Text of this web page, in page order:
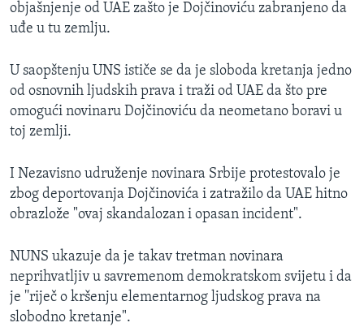
objašnjenje od UAE zašto je Dojčinoviću zabranjeno da
uđe u tu zemlju.
U saopštenju UNS ističe se da je sloboda kretanja jedno
od osnovnih ljudskih prava i traži od UAE da što pre
omogući novinaru Dojčinoviću da neometano boravi u
toj zemlji.
I Nezavisno udruženje novinara Srbije protestovalo je
zbog deportovanja Dojčinovića i zatražilo da UAE hitno
obrazlože "ovaj skandalozan i opasan incident".
NUNS ukazuje da je takav tretman novinara
neprihvatljiv u savremenom demokratskom svijetu i da
je ''riječ o kršenju elementarnog ljudskog prava na
slobodno kretanje".